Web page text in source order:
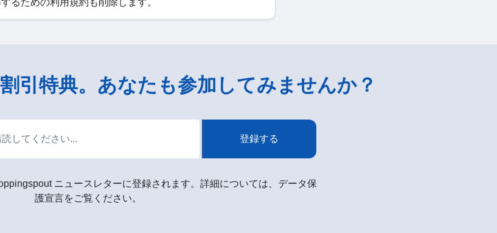
るための利用規約も削除します。
引特典。あなたも参加してみませんか？
登録する
ニュースレターに登録されます。詳細については、データ保
護宣言をご覧ください。